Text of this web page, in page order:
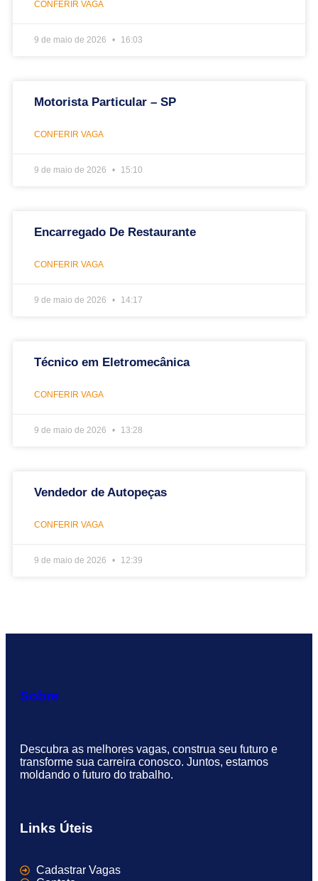
CONFERIR VAGA
9 de maio de 2026 16:03
Motorista Particular – SP
CONFERIR VAGA
9 de maio de 2026 15:10
Encarregado De Restaurante
CONFERIR VAGA
9 de maio de 2026 14:17
Técnico em Eletromecânica
CONFERIR VAGA
9 de maio de 2026 13:28
Vendedor de Autopeças
CONFERIR VAGA
9 de maio de 2026 12:39
Sobre
Descubra as melhores vagas, construa seu futuro e
transforme sua carreira conosco. Juntos, estamos
moldando o futuro do trabalho.
Links Úteis
Cadastrar Vagas